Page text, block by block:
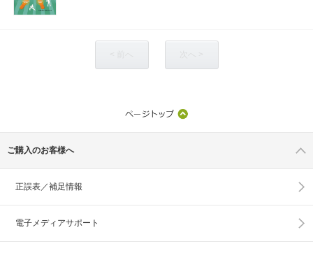
ご購入のお客様へ
正誤表／補足情報
電子メディアサポート